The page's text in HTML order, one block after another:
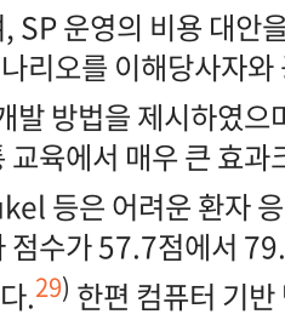
SP 운영의 비용 대안
리오를 이해당사자
발 방법을 제시하였으
교육에서 매우 큰 효
등은 어려운 환자
점수가 57.7점에서
.29) 한편 컴퓨터 기